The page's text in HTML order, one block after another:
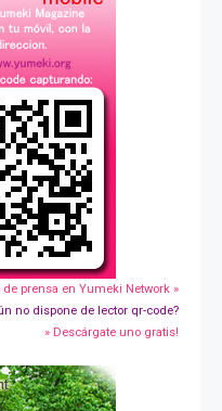
de prensa en Yumeki Network »
no dispone de lector qr-code?
» Descárgate uno gratis!